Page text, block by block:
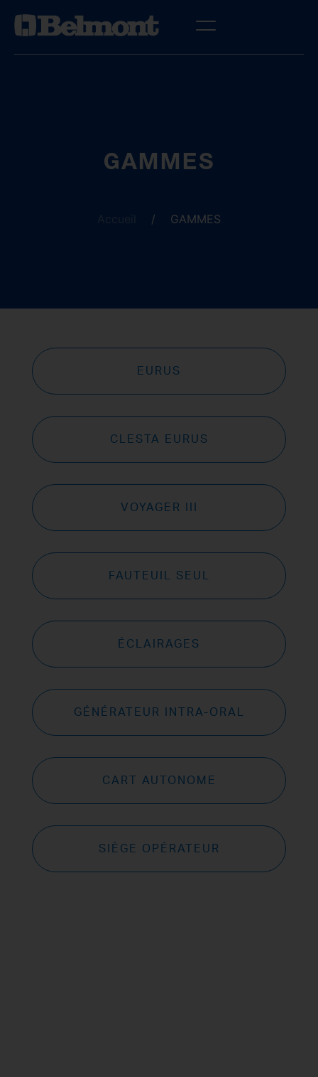
GAMMES
/ GAMMES
EURUS
CLESTA EURUS
VOYAGER III
FAUTEUIL SEUL
ÉCLAIRAGES
GÉNÉRATEUR INTRA-ORAL
CART AUTONOME
SIÈGE OPÉRATEUR